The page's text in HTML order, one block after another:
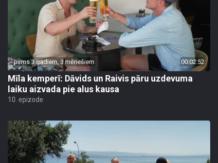
pirms 3 gadiem, 3 mēnešiem 00:02:52
Mīla kemperī: Dāvids un Raivis pāru uzdevuma
laiku aizvada pie alus kausa
10. epizode